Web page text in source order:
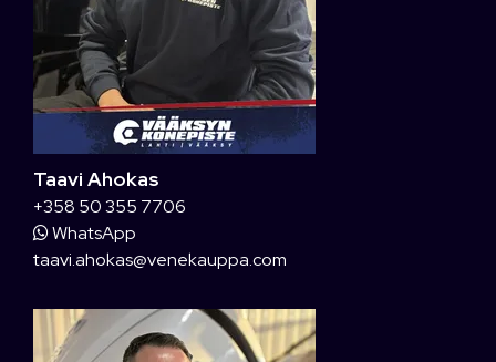
Taavi Ahokas
+358 50 355 7706
WhatsApp
taavi.ahokas@venekauppa.com